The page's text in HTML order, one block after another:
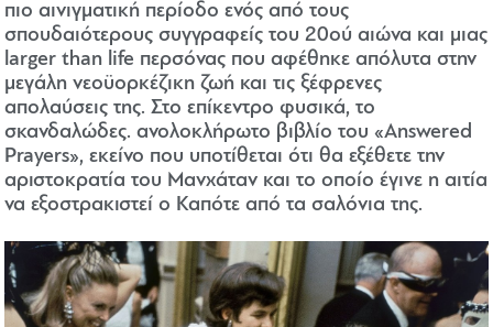
πιο αινιγματική περίοδο ενός από τους
σπουδαιότερους συγγραφείς του 20ού αιώνα και μιας
larger than life περσόνας που αφέθηκε απόλυτα στην
μεγάλη νεοϋορκέζικη ζωή και τις ξέφρενες
απολαύσεις της. Στο επίκεντρο φυσικά, το
σκανδαλώδες. ανολοκλήρωτο βιβλίο του «Answered
Prayers», εκείνο που υποτίθεται ότι θα εξέθετε την
αριστοκρατία του Μανχάταν και το οποίο έγινε η αιτία
να εξοστρακιστεί ο Καπότε από τα σαλόνια της.